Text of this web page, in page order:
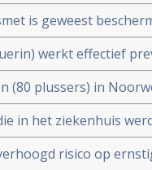
met
is geweest
nieuwe mutaties
- Covid-19
werkt effectief
19. RADBOUD
met ouderen.
(80 plussers) in
in het ziekenhuis
symptomen, zo
risico op